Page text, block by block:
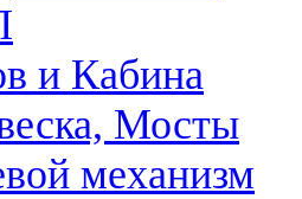
и Кабина
Мосты
механизм